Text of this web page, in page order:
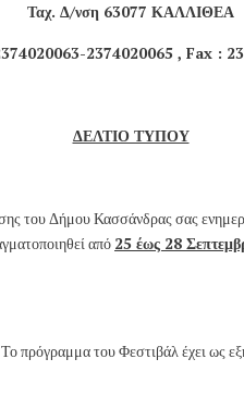
Ταχ. Δ/νση 63077 ΚΑΛΛΙΘΕΑ
2374020065 , Fax :
ΔΕΛΤΙΟ ΤΥΠΟΥ
του Δήμου Κασσάνδρας σας
από 25 έως 28
Το πρόγραμμα του Φεστιβάλ έχει ως